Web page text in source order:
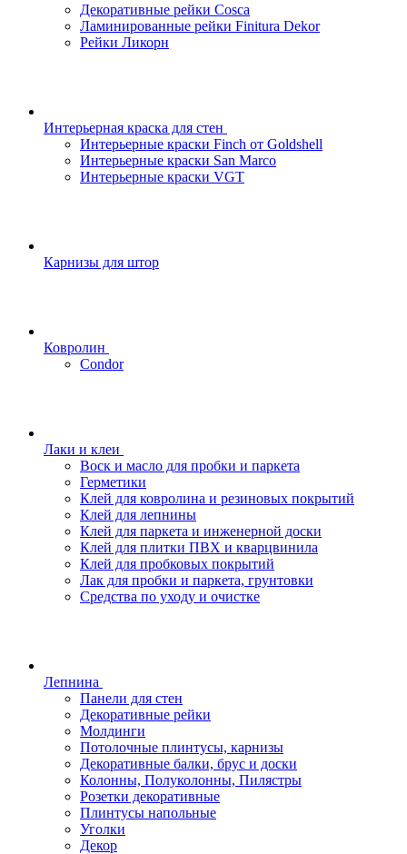
Декоративные рейки Cosca
Ламинированные рейки Finitura Dekor
Рейки Ликорн
Интерьерная краска для стен
Интерьерные краски Finch от Goldshell
Интерьерные краски San Marco
Интерьерные краски VGT
Карнизы для штор
Ковролин
Condor
Лаки и клеи
Воск и масло для пробки и паркета
Герметики
Клей для ковролина и резиновых покрытий
Клей для лепнины
Клей для паркета и инженерной доски
Клей для плитки ПВХ и кварцвинила
Клей для пробковых покрытий
Лак для пробки и паркета, грунтовки
Средства по уходу и очистке
Лепнина
Панели для стен
Декоративные рейки
Молдинги
Потолочные плинтусы, карнизы
Декоративные балки, брус и доски
Колонны, Полуколонны, Пилястры
Розетки декоративные
Плинтусы напольные
Уголки
Декор